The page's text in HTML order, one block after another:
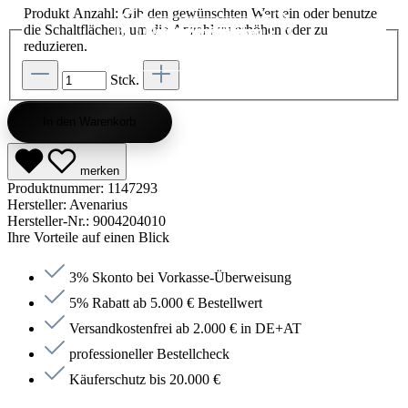
Produkt Anzahl: Gib den gewünschten Wert ein oder benutze
die Schaltflächen, um die Anzahl zu erhöhen oder zu
reduzieren.
Stck.
merken
Produktnummer: 1147293
Hersteller: Avenarius
Hersteller-Nr.: 9004204010
Ihre Vorteile auf einen Blick
3% Skonto bei Vorkasse-Überweisung
5% Rabatt ab 5.000 € Bestellwert
Versandkostenfrei ab 2.000 € in DE+AT
professioneller Bestellcheck
Käuferschutz bis 20.000 €
Jetzt shoppen
Jetzt shoppen
Jetzt anfragen
Jetzt anfragen
Jetzt shoppen
Jetzt anfragen
Jetzt shoppen
Jetzt shoppen
Jetzt shoppen
Jetzt shoppen
Jetzt shoppen
Jetzt anfragen
Jetzt anfragen
Jetzt shoppen
Jetzt anfragen
Jetzt anfragen
Jetzt shoppen
Jetzt shoppen
Jetzt shoppen
Kategorie endecken
Kategorie entdecken
Kategorie entdecken
Kategorie entdecken
Kategorie entdecken
Kategorie entdecken
Kategorie entdecken
Kategorie entdecken
Kategorie entdecken
Kategorie entdecken
Kategorie entdecken
Saunen entdecken